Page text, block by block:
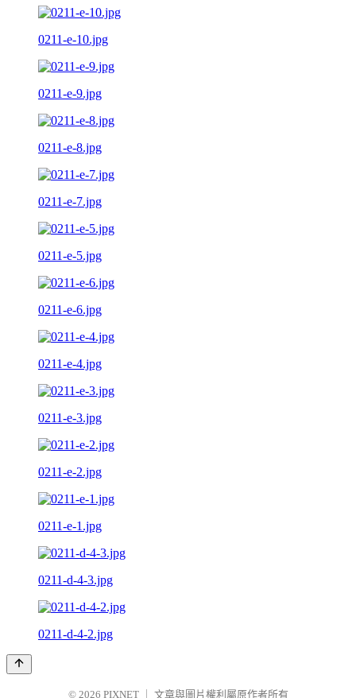
0211-e-10.jpg
0211-e-9.jpg
0211-e-8.jpg
0211-e-7.jpg
0211-e-5.jpg
0211-e-6.jpg
0211-e-4.jpg
0211-e-3.jpg
0211-e-2.jpg
0211-e-1.jpg
0211-d-4-3.jpg
0211-d-4-2.jpg
© 2026 PIXNET 文章與圖片權利屬原作者所有